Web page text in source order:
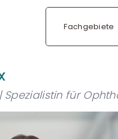
Fachgebiete
Spezialistin für